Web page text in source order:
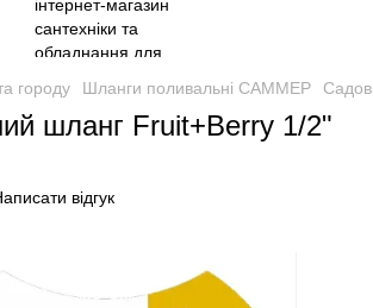
городу Шланги поливальні САММЕР
шланг Fruit+Berry 1/2"
відгук